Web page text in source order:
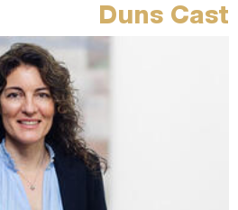
Duns Cast